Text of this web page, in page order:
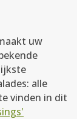
uw
alle
vinden in dit